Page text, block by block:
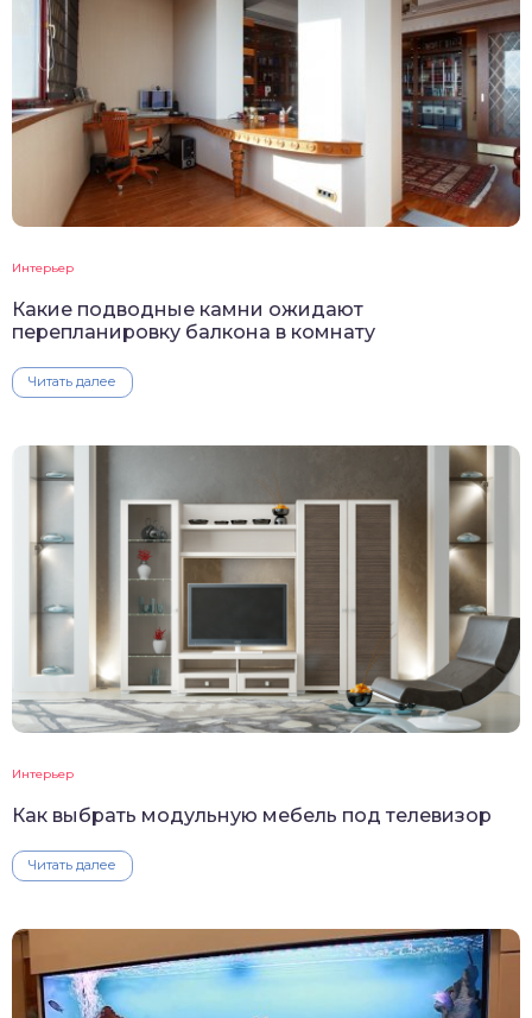
Интерьер
Какие подводные камни ожидают
перепланировку балкона в комнату
Читать далее
Интерьер
Как выбрать модульную мебель под телевизор
Читать далее